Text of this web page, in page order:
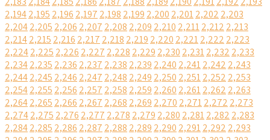
2,1942,195 2,196 2,197 2,198 2,199 2,200 2,2012,202 2,203
2,2042,205 2,206 2,207 2,208 2,209 2,210 2,2112,212 2,213
2,2142,215 2,216 2,217 2,218 2,219 2,220 2,2212,222 2,223
2,2242,225 2,226 2,227 2,228 2,229 2,230 2,2312,232 2,233
2,2342,235 2,236 2,237 2,238 2,239 2,240 2,2412,242 2,243
2,2442,245 2,246 2,247 2,248 2,249 2,250 2,2512,252 2,253
2,2542,255 2,256 2,257 2,258 2,259 2,260 2,2612,262 2,263
2,2642,265 2,266 2,267 2,268 2,269 2,270 2,2712,272 2,273
2,2742,275 2,276 2,277 2,278 2,279 2,280 2,2812,282 2,283
2,2842,285 2,286 2,287 2,288 2,289 2,290 2,2912,292 2,293